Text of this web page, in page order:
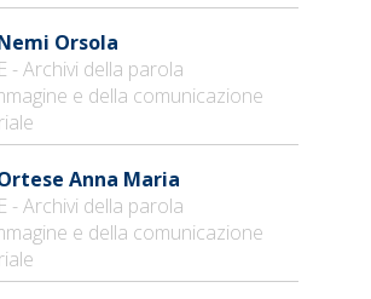
Orsola
- Archivi della parola
e della comunicazione
Anna Maria
- Archivi della parola
e della comunicazione